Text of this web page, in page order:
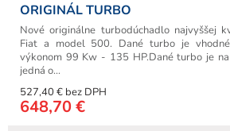
ORIGINÁL TURBO
527,40 € bez DPH
648,70 €
Nové originálne turbodúchadlo najvyššej
Fiat a model 500. Dané turbo je
výkonom 99 Kw - 135 HP.Dané turbo je
jedná o...